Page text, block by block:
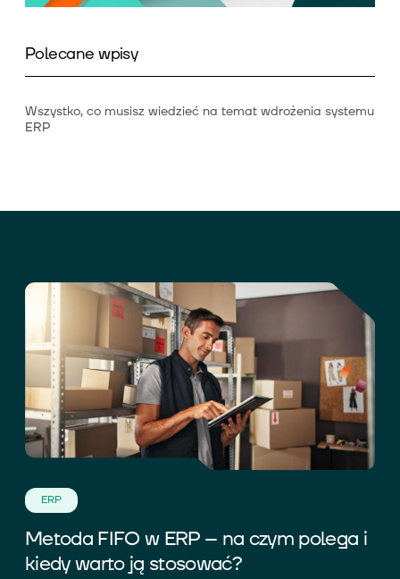
Polecane wpisy
Wszystko, co musisz wiedzieć na temat wdrożenia systemu
ERP
ERP
Metoda FIFO w ERP – na czym polega i
kiedy warto ją stosować?